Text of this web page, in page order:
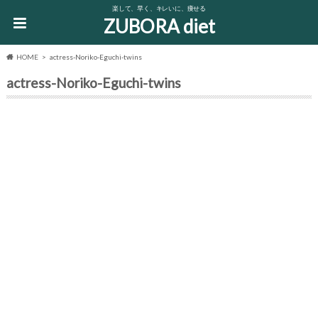
楽して、早く、キレいに、痩せる
ZUBORA diet
HOME actress-Noriko-Eguchi-twins
actress-Noriko-Eguchi-twins